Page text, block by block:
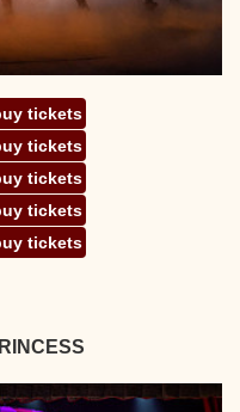
tickets
tickets
tickets
tickets
tickets